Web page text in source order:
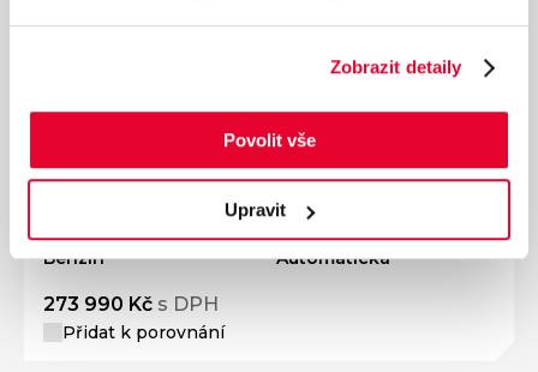
Zobrazit detaily
Povolit vše
Upravit
RENAULT TALISMAN 1.6 TCe 110 kW automat
Nájezd
Výkon
110 kW
Palivo
Benzín
Převodovka
Automatická
273 990 Kč s DPH
Přidat k porovnání